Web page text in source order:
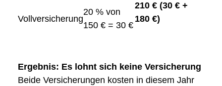
Vollversicherung
20 % von
150 € = 30 €
210 € (30 € +
180 €)
Ergebnis: Es lohnt sich keine Versicherung
Beide Versicherungen kosten in diesem Jahr